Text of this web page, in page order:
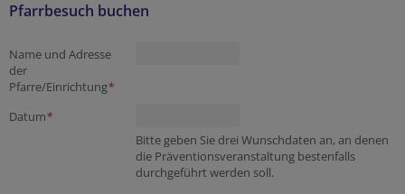
Pfarrbesuch buchen
Name und Adresse
der
Pfarre/Einrichtung*
Datum*
Bitte geben Sie drei Wunschdaten an, an denen
die Präventionsveranstaltung bestenfalls
durchgeführt werden soll.